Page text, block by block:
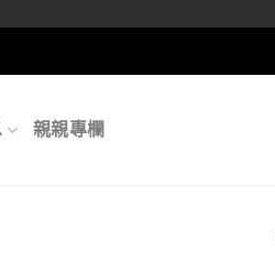
親親專欄